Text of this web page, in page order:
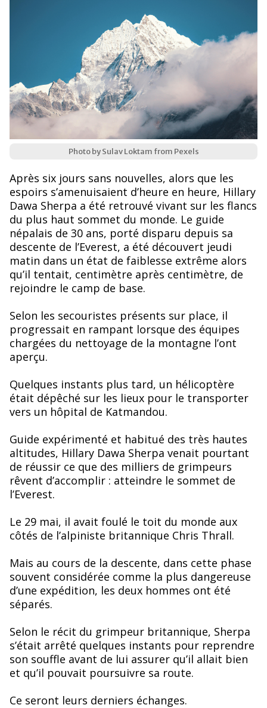
Photo by Sulav Loktam from Pexels
Après six jours sans nouvelles, alors que les
espoirs s’amenuisaient d’heure en heure, Hillary
Dawa Sherpa a été retrouvé vivant sur les flancs
du plus haut sommet du monde. Le guide
népalais de 30 ans, porté disparu depuis sa
descente de l’Everest, a été découvert jeudi
matin dans un état de faiblesse extrême alors
qu’il tentait, centimètre après centimètre, de
rejoindre le camp de base.
Selon les secouristes présents sur place, il
progressait en rampant lorsque des équipes
chargées du nettoyage de la montagne l’ont
aperçu.
Quelques instants plus tard, un hélicoptère
était dépêché sur les lieux pour le transporter
vers un hôpital de Katmandou.
Guide expérimenté et habitué des très hautes
altitudes, Hillary Dawa Sherpa venait pourtant
de réussir ce que des milliers de grimpeurs
rêvent d’accomplir : atteindre le sommet de
l’Everest.
Le 29 mai, il avait foulé le toit du monde aux
côtés de l’alpiniste britannique Chris Thrall.
Mais au cours de la descente, dans cette phase
souvent considérée comme la plus dangereuse
d’une expédition, les deux hommes ont été
séparés.
Selon le récit du grimpeur britannique, Sherpa
s’était arrêté quelques instants pour reprendre
son souffle avant de lui assurer qu’il allait bien
et qu’il pouvait poursuivre sa route.
Ce seront leurs derniers échanges.